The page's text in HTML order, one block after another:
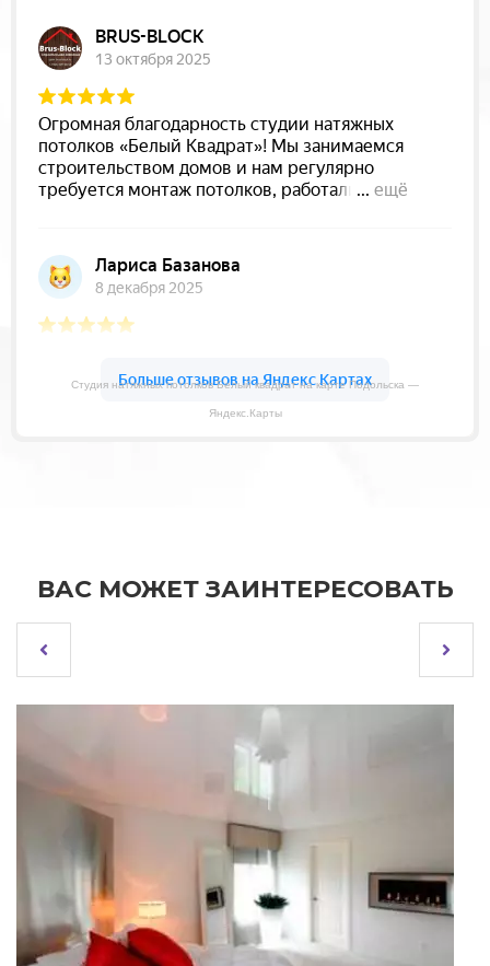
Студия натяжных потолков Белый квадрат на карте Подольска —
Яндекс.Карты
ВАС МОЖЕТ ЗАИНТЕРЕСОВАТЬ